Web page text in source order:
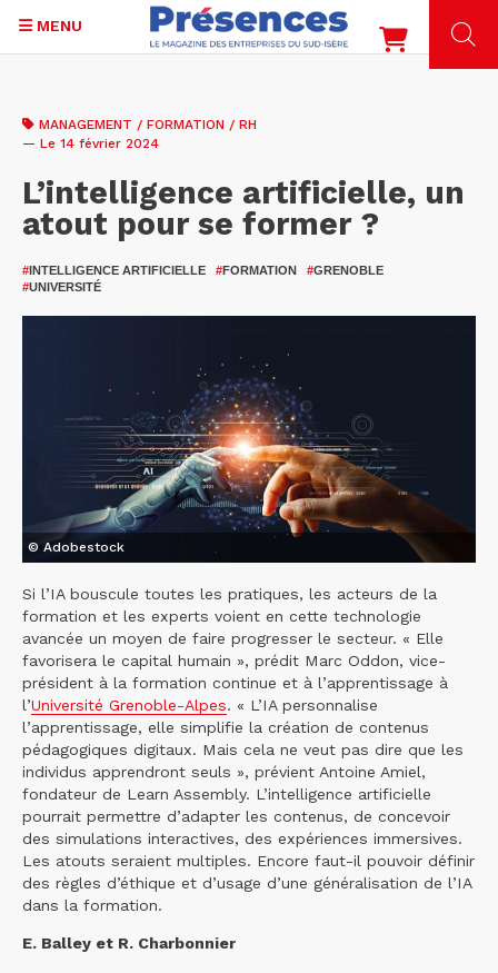
contenu
MENU
MANAGEMENT / FORMATION / RH
— Le 14 février 2024
L’intelligence artificielle, un
atout pour se former ?
#INTELLIGENCE ARTIFICIELLE #FORMATION #GRENOBLE
#UNIVERSITÉ
© Adobestock
Si l’IA bouscule toutes les pratiques, les acteurs de la
formation et les experts voient en cette technologie
avancée un moyen de faire progresser le secteur. « Elle
favorisera le capital humain », prédit Marc Oddon, vice-
président à la formation continue et à l’apprentissage à
l’Université Grenoble-Alpes. « L’IA personnalise
l’apprentissage, elle simplifie la création de contenus
pédagogiques digitaux. Mais cela ne veut pas dire que les
individus apprendront seuls », prévient Antoine Amiel,
fondateur de Learn Assembly. L’intelligence artificielle
pourrait permettre d’adapter les contenus, de concevoir
des simulations interactives, des expériences immersives.
Les atouts seraient multiples. Encore faut-il pouvoir définir
des règles d’éthique et d’usage d’une généralisation de l’IA
dans la formation.
E. Balley et R. Charbonnier